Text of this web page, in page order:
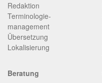
Redaktion
Terminologie­
management
Übersetzung
Lokalisierung
Beratung